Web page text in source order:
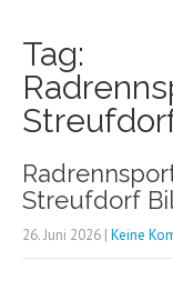
Tag:
Streufdorf
26. Juni 2026 | Keine